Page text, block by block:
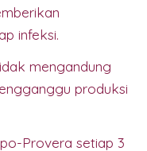
infeksi.
mengandung
produksi
Provera setiap 3